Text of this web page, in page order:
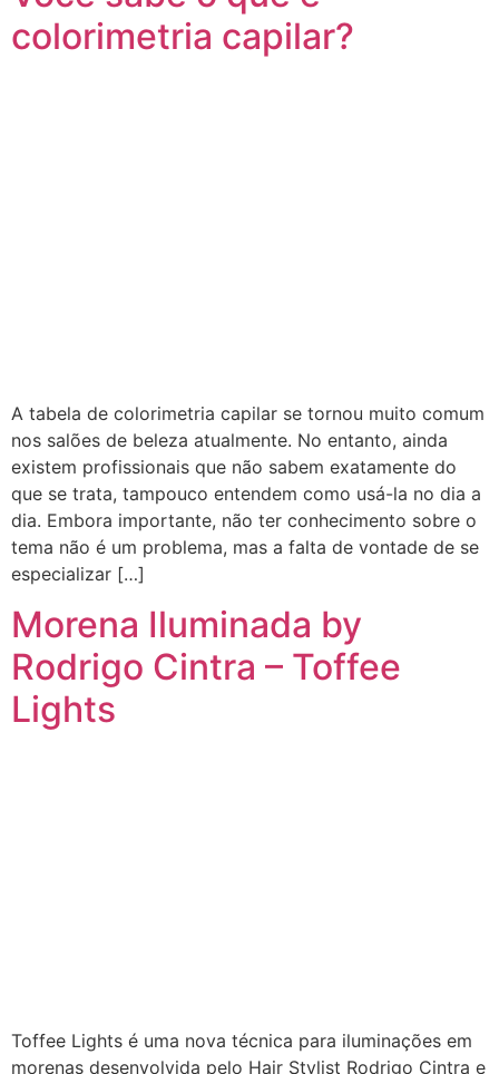
colorimetria capilar?
A tabela de colorimetria capilar se tornou muito comum
nos salões de beleza atualmente. No entanto, ainda
existem profissionais que não sabem exatamente do
que se trata, tampouco entendem como usá-la no dia a
dia. Embora importante, não ter conhecimento sobre o
tema não é um problema, mas a falta de vontade de se
especializar […]
Morena Iluminada by
Rodrigo Cintra – Toffee
Lights
Toffee Lights é uma nova técnica para iluminações em
morenas desenvolvida pelo Hair Stylist Rodrigo Cintra e